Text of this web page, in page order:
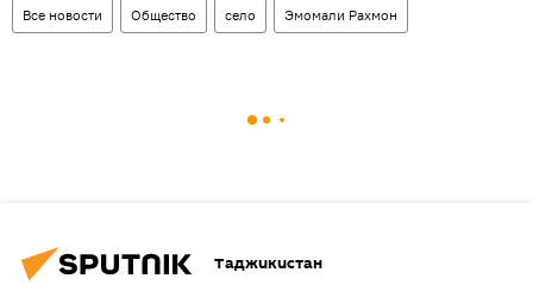
Все новости Общество село Эмомали Рахмон
Таджикистан